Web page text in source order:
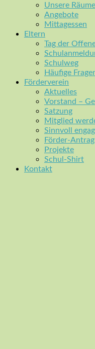
Unsere Räume
Angebote
Mittagessen
Eltern
Tag der
Schulweg
Häufige
Förderverein
Aktuelles
Vorstand –
Satzung
Mitglied
Sinnvoll
Förder-Antrag
Projekte
Schul-Shirt
Kontakt